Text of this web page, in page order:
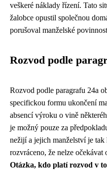
veškeré náklady řízení. Tato
žalobce opustil společnou
porušoval manželské
Rozvod podle
Rozvod podle paragrafu 24a
specifickou formu ukončení
absencí výroku o vině
je možný pouze za
nežijí a jejich manželství je
rozvráceno, že nelze
Otázka, kdo platí rozvod v